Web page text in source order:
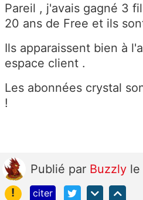
Pareil , j'avais gagné 3
20 ans de Free et ils
Ils apparaissent bien à
espace client .
Les abonnées crystal
!
Publié par Buzzly
!
citer